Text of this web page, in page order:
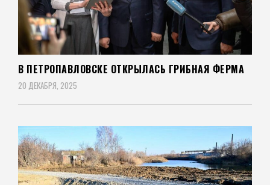
В ПЕТРОПАВЛОВСКЕ ОТКРЫЛАСЬ ГРИБНАЯ ФЕРМА
20 ДЕКАБРЯ, 2025